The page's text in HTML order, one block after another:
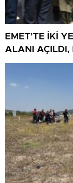
EMET’TE İKİ
ALANI AÇILDI,
ATILDI